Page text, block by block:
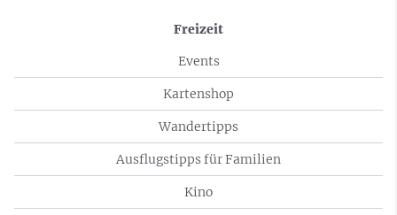
Freizeit
Events
Kartenshop
Wandertipps
Ausflugstipps für Familien
Kino